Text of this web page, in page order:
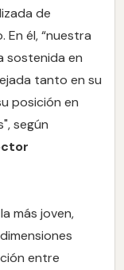
de
En él, “nuestra
sostenida en
tanto en su
posición en
según
más joven,
entre